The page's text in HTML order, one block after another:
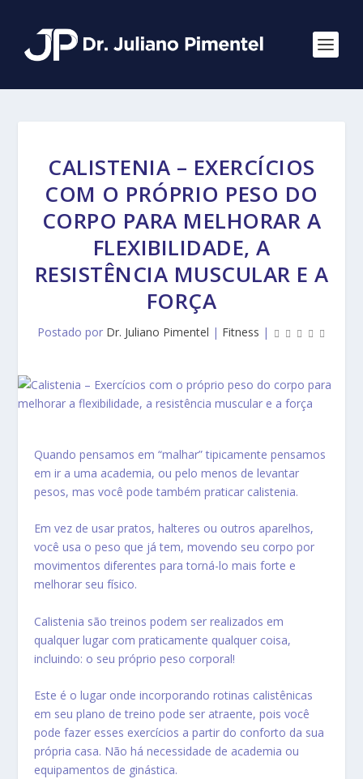
CALISTENIA – EXERCÍCIOS
COM O PRÓPRIO PESO DO
CORPO PARA MELHORAR A
FLEXIBILIDADE, A
RESISTÊNCIA MUSCULAR E A
FORÇA
Postado por Dr. Juliano Pimentel | Fitness |
Quando pensamos em “malhar” tipicamente pensamos
em ir a uma academia, ou pelo menos de levantar
pesos, mas você pode também praticar calistenia.
Em vez de usar pratos, halteres ou outros aparelhos,
você usa o peso que já tem, movendo seu corpo por
movimentos diferentes para torná-lo mais forte e
melhorar seu físico.
Calistenia sãotreinos podem ser realizados em
qualquer lugar com praticamente qualquer coisa,
incluindo: o seu próprio peso corporal!
Este é o lugar onde incorporando rotinas calistênicas
em seu plano de treino pode ser atraente, pois você
pode fazer esses exercícios a partir do conforto da sua
própria casa. Não há necessidade de academia ou
equipamentos de ginástica.